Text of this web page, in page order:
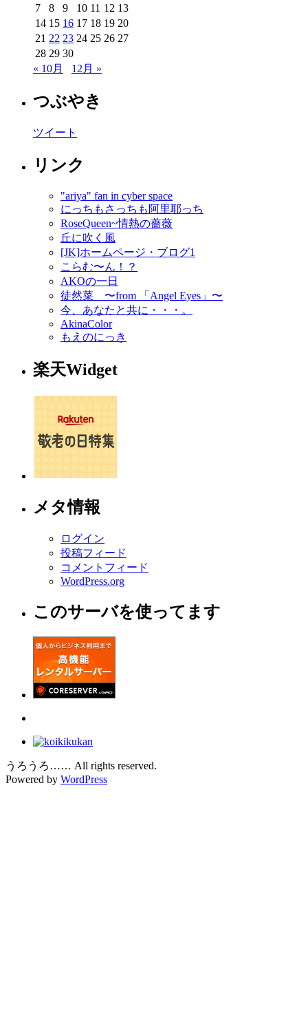
7
8 9 10 11 12 13
14 15 16 17 18 19 20
21 22 23 24 25 26 27
28 29 30
« 10月
12月 »
つぶやき
ツイート
リンク
"ariya" fan in cyber space
にっちもさっちも阿里耶っち
RoseQueen~情熱の薔薇
丘に吹く風
[JK]ホームページ・ブログ1
こらむ〜ん！？
AKOの一日
徒然菜 〜from 「Angel Eyes」〜
今、あなたと共に・・・。
AkinaColor
もえのにっき
楽天Widget
メタ情報
ログイン
投稿フィード
コメントフィード
WordPress.org
このサーバを使ってます
うろうろ…… All rights reserved.
Powered by WordPress